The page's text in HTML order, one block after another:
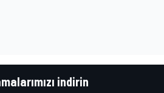
indirin